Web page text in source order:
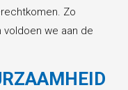
Zo
we aan de